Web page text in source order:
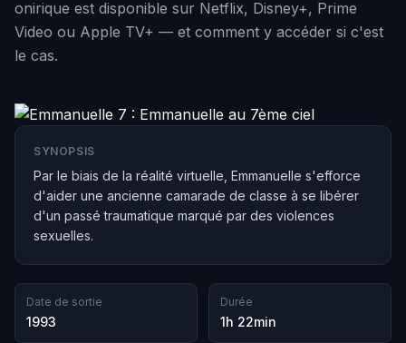
onirique est disponible sur Netflix, Disney+, Prime
Video ou Apple TV+ — et comment y accéder si c'est
le cas.
SYNOPSIS
Par le biais de la réalité virtuelle, Emmanuelle s'efforce
d'aider une ancienne camarade de classe à se libérer
d'un passé traumatique marqué par des violences
sexuelles.
Date de sortie
1993
Durée
1h 22min